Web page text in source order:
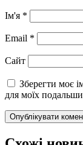
Ім'я *
Email *
Сайт
Зберегти моє
для моїх